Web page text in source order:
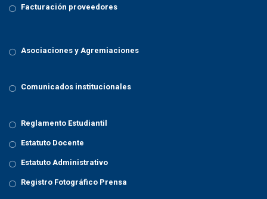
Facturación proveedores
Asociaciones y Agremiaciones
Comunicados institucionales
Reglamento Estudiantil
Estatuto Docente
Estatuto Administrativo
Registro Fotográfico Prensa